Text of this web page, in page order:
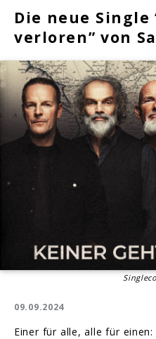
Die neue
verloren” von
09.09.2024
Einer für alle, alle für